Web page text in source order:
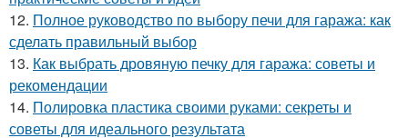
12. Полное руководство по выбору печи для гаража: как
сделать правильный выбор
13. Как выбрать дровяную печку для гаража: советы и
рекомендации
14. Полировка пластика своими руками: секреты и
советы для идеального результата